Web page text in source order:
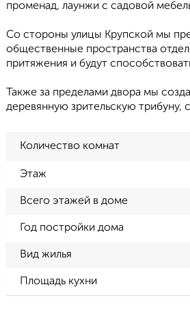
променад, лаунжи с садовой
Со стороны улицы Крупской мы
общественные пространства
притяжения и будут
Также за пределами двора мы
деревянную зрительскую
Количество комнат
Этаж
Всего этажей в доме
Год постройки дома
Вид жилья
Площадь кухни